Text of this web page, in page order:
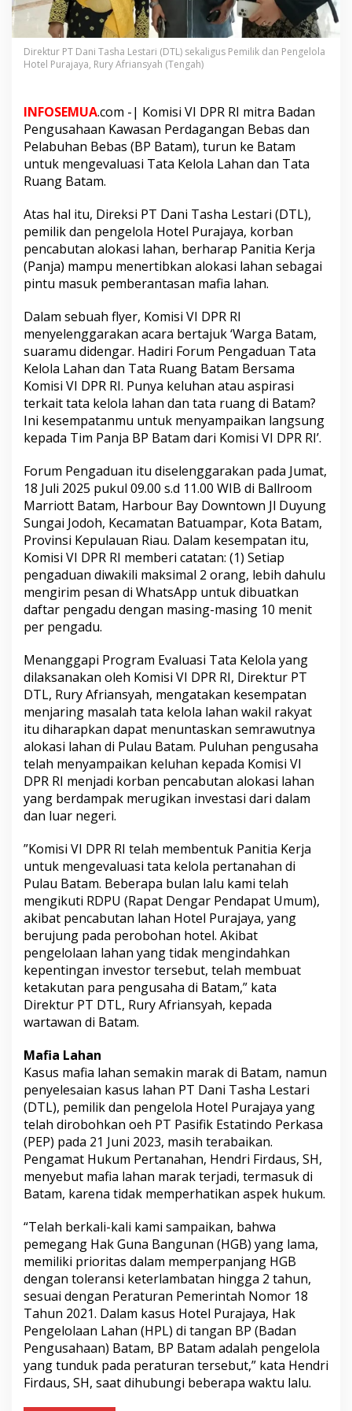
H
o
t
e
l
r
j
a
y
e
r
h
a
r
a
p
o
m
i
s
i
V
I
D
P
R
I
D
a
p
t
M
e
m
b
e
n
t
a
s
M
a
f
i
a
L
a
n
Direktur PT Dani Tasha Lestari (DTL) sekaligus Pemilik dan Pengelola
Hotel Purajaya, Rury Afriansyah (Tengah)
INFOSEMUA.com -| Komisi VI DPR RI mitra Badan
Pengusahaan Kawasan Perdagangan Bebas dan
Pelabuhan Bebas (BP Batam), turun ke Batam
untuk mengevaluasi Tata Kelola Lahan dan Tata
Ruang Batam.
Atas hal itu, Direksi PT Dani Tasha Lestari (DTL),
pemilik dan pengelola Hotel Purajaya, korban
pencabutan alokasi lahan, berharap Panitia Kerja
(Panja) mampu menertibkan alokasi lahan sebagai
pintu masuk pemberantasan mafia lahan.
Dalam sebuah flyer, Komisi VI DPR RI
menyelenggarakan acara bertajuk ‘Warga Batam,
suaramu didengar. Hadiri Forum Pengaduan Tata
Kelola Lahan dan Tata Ruang Batam Bersama
Komisi VI DPR RI. Punya keluhan atau aspirasi
terkait tata kelola lahan dan tata ruang di Batam?
Ini kesempatanmu untuk menyampaikan langsung
kepada Tim Panja BP Batam dari Komisi VI DPR RI’.
Forum Pengaduan itu diselenggarakan pada Jumat,
18 Juli 2025 pukul 09.00 s.d 11.00 WIB di Ballroom
Marriott Batam, Harbour Bay Downtown Jl Duyung
Sungai Jodoh, Kecamatan Batuampar, Kota Batam,
Provinsi Kepulauan Riau. Dalam kesempatan itu,
Komisi VI DPR RI memberi catatan: (1) Setiap
pengaduan diwakili maksimal 2 orang, lebih dahulu
mengirim pesan di WhatsApp untuk dibuatkan
daftar pengadu dengan masing-masing 10 menit
per pengadu.
Menanggapi Program Evaluasi Tata Kelola yang
dilaksanakan oleh Komisi VI DPR RI, Direktur PT
DTL, Rury Afriansyah, mengatakan kesempatan
menjaring masalah tata kelola lahan wakil rakyat
itu diharapkan dapat menuntaskan semrawutnya
alokasi lahan di Pulau Batam. Puluhan pengusaha
telah menyampaikan keluhan kepada Komisi VI
DPR RI menjadi korban pencabutan alokasi lahan
yang berdampak merugikan investasi dari dalam
dan luar negeri.
”Komisi VI DPR RI telah membentuk Panitia Kerja
untuk mengevaluasi tata kelola pertanahan di
Pulau Batam. Beberapa bulan lalu kami telah
mengikuti RDPU (Rapat Dengar Pendapat Umum),
akibat pencabutan lahan Hotel Purajaya, yang
berujung pada perobohan hotel. Akibat
pengelolaan lahan yang tidak mengindahkan
kepentingan investor tersebut, telah membuat
ketakutan para pengusaha di Batam,” kata
Direktur PT DTL, Rury Afriansyah, kepada
wartawan di Batam.
Mafia Lahan
Kasus mafia lahan semakin marak di Batam, namun
penyelesaian kasus lahan PT Dani Tasha Lestari
(DTL), pemilik dan pengelola Hotel Purajaya yang
telah dirobohkan oeh PT Pasifik Estatindo Perkasa
(PEP) pada 21 Juni 2023, masih terabaikan.
Pengamat Hukum Pertanahan, Hendri Firdaus, SH,
menyebut mafia lahan marak terjadi, termasuk di
Batam, karena tidak memperhatikan aspek hukum.
“Telah berkali-kali kami sampaikan, bahwa
pemegang Hak Guna Bangunan (HGB) yang lama,
memiliki prioritas dalam memperpanjang HGB
dengan toleransi keterlambatan hingga 2 tahun,
sesuai dengan Peraturan Pemerintah Nomor 18
Tahun 2021. Dalam kasus Hotel Purajaya, Hak
Pengelolaan Lahan (HPL) di tangan BP (Badan
Pengusahaan) Batam, BP Batam adalah pengelola
yang tunduk pada peraturan tersebut,” kata Hendri
Firdaus, SH, saat dihubungi beberapa waktu lalu.